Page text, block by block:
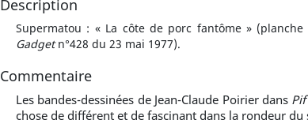
Description
Supermatou : « La côte de porc fantôme »
Gadgetn°428 du 23 mai 1977).
Commentaire
Les bandes-dessinées de Jean-Claude Poirier dans
chose de différent et de fascinant dans la rondeur